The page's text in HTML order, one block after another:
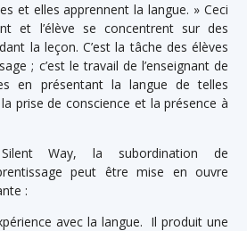
et elles apprennent la langue. » Ceci
et l’élève se concentrent sur des
la leçon. C’est la tâche des élèves
; c’est le travail de l’enseignant de
en présentant la langue de telles
prise de conscience et la présence à
Way, la subordination de
peut être mise en ouvre
:
avec la langue. Il produit une